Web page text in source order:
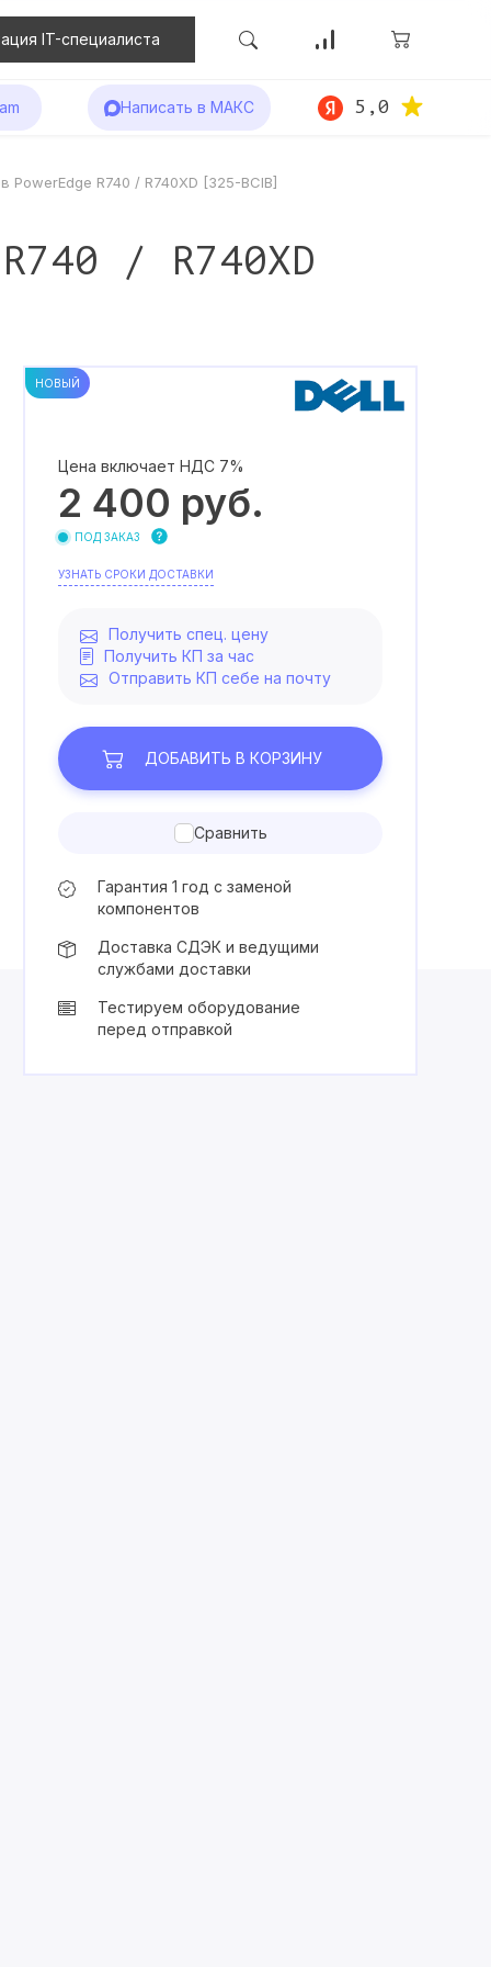
IT-специалиста
Написать в МАКС 5,0
PowerEdge R740 / R740XD [325-BCIB]
/ R740XD
НОВЫЙ
Цена включает НДС 7%
2 400 руб.
ПОД ЗАКАЗ
УЗНАТЬ СРОКИ ДОСТАВКИ
Получить спец. цену
Получить КП за час
Отправить КП себе на почту
ДОБАВИТЬ В КОРЗИНУ
Сравнить
Гарантия 1 год с заменой
компонентов
Доставка СДЭК и ведущими
службами доставки
Тестируем оборудование
перед отправкой